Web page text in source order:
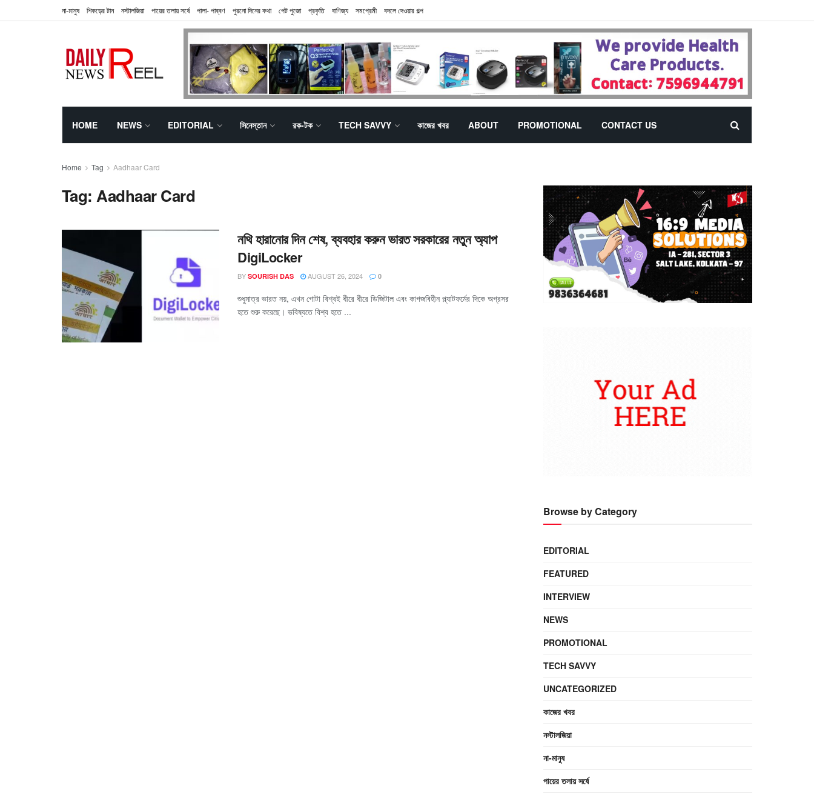
না-মানুষ শিকড়ের টান নস্টালজিয়া পায়ের তলায় সর্ষে পালা- পাব্বণ পুরনো দিনের কথা পেট পুজো প্রকৃতি বাণিজ্য সমপ্রেমী বদলে দেওয়ার গল্প
HOME NEWS EDITORIAL সিনেস্তান রক-টক TECH SAVVY কাজের খবর ABOUT PROMOTIONAL CONTACT US
Home Tag Aadhaar Card
Tag:Aadhaar Card
নথি হারানোর দিন শেষ, ব্যবহার করুন ভারত সরকারের নতুন অ্যাপ
DigiLocker
BY SOURISH DAS AUGUST 26, 2024 0
শুধুমাত্র ভারত নয়, এখন গোটা বিশ্বই ধীরে ধীরে ডিজিটাল এবং কাগজবিহীন প্ল্যাটফর্মের দিকে অগ্রসর
হতে শুরু করেছে। ভবিষ্যতে বিশ্ব হতে ...
Browse by Category
EDITORIAL
FEATURED
INTERVIEW
NEWS
PROMOTIONAL
TECH SAVVY
UNCATEGORIZED
কাজের খবর
নস্টালজিয়া
না-মানুষ
পায়ের তলায় সর্ষে